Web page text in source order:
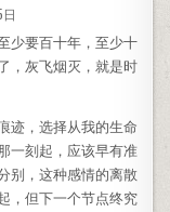
少要百十年，至少十
，灰飞烟灭，就是时
，选择从我的生命
一刻起，应该早有准
别，这种感情的离散
，但下一个节点终究